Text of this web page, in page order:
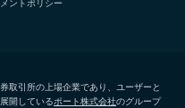
取引所の上場企業であり、ユーザーと
開しているポート株式会社のグループ